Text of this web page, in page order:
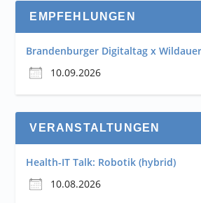
EMPFEHLUNGEN
Brandenburger Digitaltag x
10.09.2026
VERANSTALTUNGEN
Health-IT Talk: Robotik (hybrid)
10.08.2026